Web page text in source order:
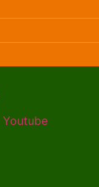
Youtube